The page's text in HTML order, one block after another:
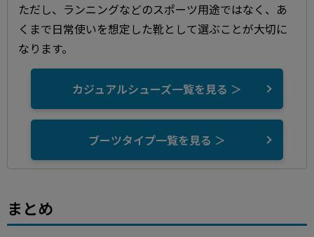
ただし、ランニングなどのスポーツ用途ではなく、あ
くまで日常使いを想定した靴として選ぶことが大切に
なります。
カジュアルシューズ一覧を見る ＞
ブーツタイプ一覧を見る ＞
まとめ